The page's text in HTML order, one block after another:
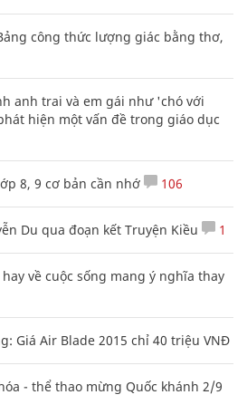
công thức lượng giác bằng thơ,
anh trai và em gái như 'chó với
hiện một vấn đề trong giáo dục
8, 9 cơ bản cần nhớ 106
Du qua đoạn kết Truyện Kiều 1
về cuộc sống mang ý nghĩa thay
Giá Air Blade 2015 chỉ 40 triệu VNĐ
- thể thao mừng Quốc khánh 2/9